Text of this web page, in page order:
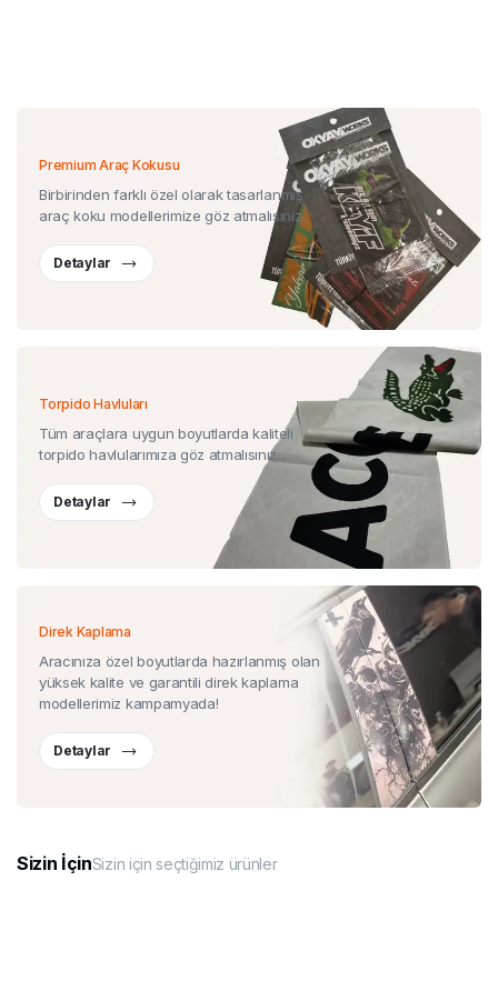
Premium Araç Kokusu
Birbirinden farklı özel olarak tasarlanmış
araç koku modellerimize göz atmalısınız.
Detaylar
Torpido Havluları
Tüm araçlara uygun boyutlarda kaliteli
torpido havlularımıza göz atmalısınız.
Detaylar
Direk Kaplama
Aracınıza özel boyutlarda hazırlanmış olan
yüksek kalite ve garantili direk kaplama
modellerimiz kampamyada!
Detaylar
Sizin İçinSizin için seçtiğimiz ürünler